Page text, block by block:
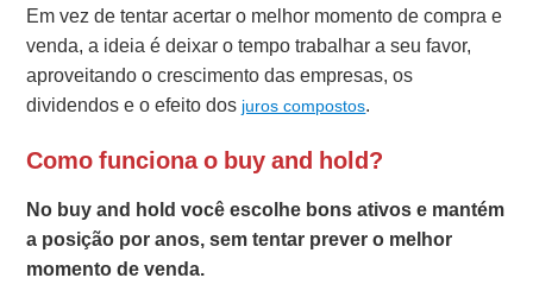
Em vez de tentar acertar o melhor momento de compra e
venda, a ideia é deixar o tempo trabalhar a seu favor,
aproveitando o crescimento das empresas, os
dividendos e o efeito dos juros compostos.
Como funciona o buy and hold?
No buy and hold você escolhe bons ativos e mantém
a posição por anos, sem tentar prever o melhor
momento de venda.